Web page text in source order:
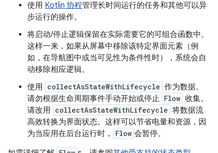
使用 Kotlin 协程管理长时间运行的任务和其他可以异
步运行的操作。
将启动/停止逻辑保留在实际需要它的可组合函数中。
这样一来，如果从屏幕中移除该特定界面元素（例
如，在导航图中或当可见性为条件性时），系统会自
动移除相应逻辑。
使用 collectAsStateWithLifecycle 作为数据。
请勿根据生命周期事件手动开始或停止 Flow 收集。
请改用 collectAsStateWithLifecycle 将数据流
高效转换为界面状态。这样可以节省电量和资源，因
为当应用在后台运行时，
Flow 会暂停。